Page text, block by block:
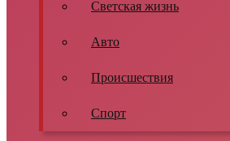
Светская жизнь
Авто
Происшествия
Спорт